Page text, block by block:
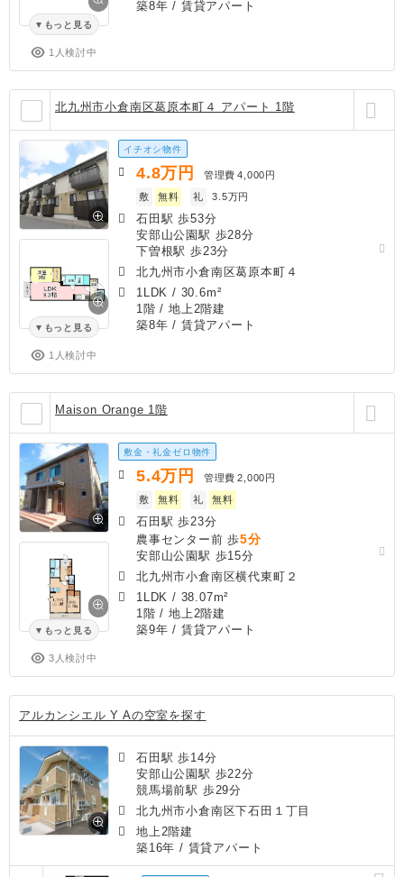
もっと見る
1人検討中
築8年 / 賃貸アパート
北九州市小倉南区葛原本町４ アパート 1階
もっと見る
1人検討中
イチオシ物件
4.8万円 管理費 4,000円
敷
無料 礼 3.5万円
石田駅 歩53分
安部山公園駅 歩28分
下曽根駅 歩23分
北九州市小倉南区葛原本町４
1LDK / 30.6m²
1階 / 地上2階建
築8年 / 賃貸アパート
Maison Orange 1階
もっと見る
3人検討中
敷金・礼金ゼロ物件
5.4万円 管理費 2,000円
敷
無料 礼 無料
石田駅 歩23分
農事センター前 歩5分
安部山公園駅 歩15分
北九州市小倉南区横代東町２
1LDK / 38.07m²
1階 / 地上2階建
築9年 / 賃貸アパート
アルカンシエル Y Aの空室を探す
石田駅 歩14分
安部山公園駅 歩22分
競馬場前駅 歩29分
北九州市小倉南区下石田１丁目
地上2階建
築16年 / 賃貸アパート